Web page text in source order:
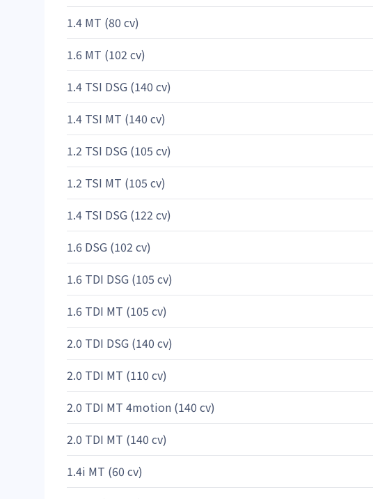
1.4 MT (80 cv)
1.6 MT (102 cv)
1.4 TSI DSG (140 cv)
1.4 TSI MT (140 cv)
1.2 TSI DSG (105 cv)
1.2 TSI MT (105 cv)
1.4 TSI DSG (122 cv)
1.6 DSG (102 cv)
1.6 TDI DSG (105 cv)
1.6 TDI MT (105 cv)
2.0 TDI DSG (140 cv)
2.0 TDI MT (110 cv)
2.0 TDI MT 4motion (140 cv)
2.0 TDI MT (140 cv)
1.4i MT (60 cv)